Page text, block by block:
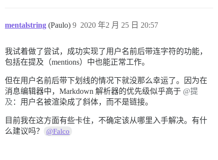
mentalstring (Paulo) 2020 年2 月 25 日 20:57
9
我试着做了尝试，成功实现了用户名前后带连字符的功能，
包括在提及（mentions）中也能正常工作。
但在用户名前后带下划线的情况下就没那么幸运了。因为在
消息编辑器中，Markdown 解析器的优先级似乎高于 @提
及 ：用户名被渲染成了斜体，而不是链接。
目前我在这方面有些卡住，不确定该从哪里入手解决。有什
么建议吗？
@Falco